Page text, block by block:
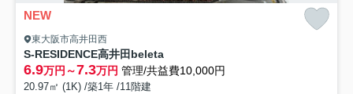
NEW
東大阪市高井田西
S-RESIDENCE高井田beleta
6.9万円～7.3万円 管理/共益費10,000円
20.97㎡ (1K) /築1年 /11階建